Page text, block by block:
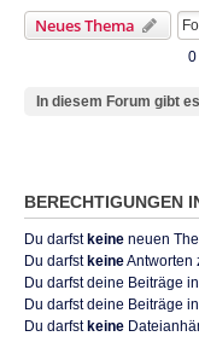
Neues Thema
0
In diesem Forum gibt
BERECHTIGUNGEN
Du darfstkeine neuen
Du darfstkeineAntworten
Du darfst deine Beiträge
Du darfst deine Beiträge
Du darfstkeine